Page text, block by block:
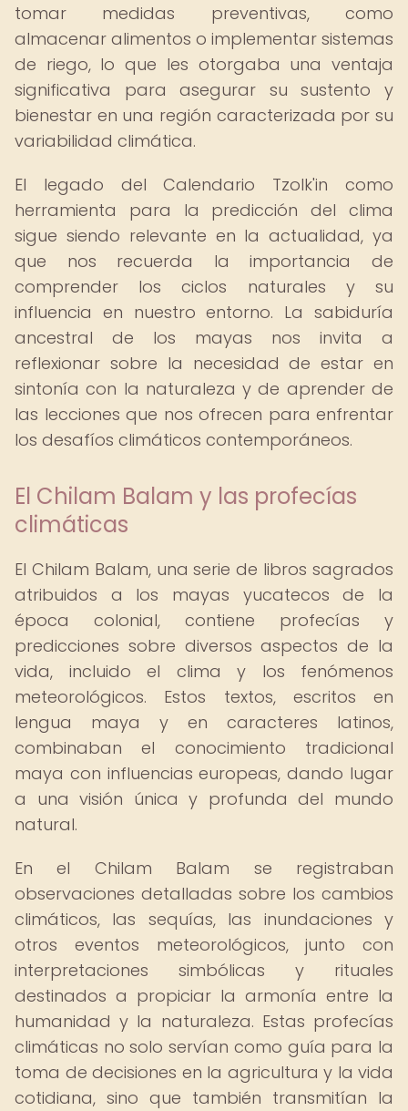
tomar medidas preventivas, como
almacenar alimentos o implementar sistemas
de riego, lo que les otorgaba una ventaja
significativa para asegurar su sustento y
bienestar en una región caracterizada por su
variabilidad climática.
El legado del Calendario Tzolk'in como
herramienta para la predicción del clima
sigue siendo relevante en la actualidad, ya
que nos recuerda la importancia de
comprender los ciclos naturales y su
influencia en nuestro entorno. La sabiduría
ancestral de los mayas nos invita a
reflexionar sobre la necesidad de estar en
sintonía con la naturaleza y de aprender de
las lecciones que nos ofrecen para enfrentar
los desafíos climáticos contemporáneos.
El Chilam Balam y las profecías
climáticas
El Chilam Balam, una serie de libros sagrados
atribuidos a los mayas yucatecos de la
época colonial, contiene profecías y
predicciones sobre diversos aspectos de la
vida, incluido el clima y los fenómenos
meteorológicos. Estos textos, escritos en
lengua maya y en caracteres latinos,
combinaban el conocimiento tradicional
maya con influencias europeas, dando lugar
a una visión única y profunda del mundo
natural.
En el Chilam Balam se registraban
observaciones detalladas sobre los cambios
climáticos, las sequías, las inundaciones y
otros eventos meteorológicos, junto con
interpretaciones simbólicas y rituales
destinados a propiciar la armonía entre la
humanidad y la naturaleza. Estas profecías
climáticas no solo servían como guía para la
toma de decisiones en la agricultura y la vida
cotidiana, sino que también transmitían la